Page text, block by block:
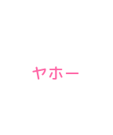
ヤホー